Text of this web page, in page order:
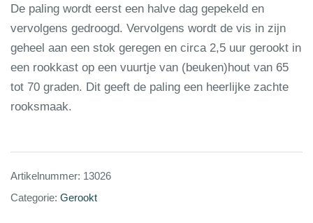
De paling wordt eerst een halve dag gepekeld en
vervolgens gedroogd. Vervolgens wordt de vis in zijn
geheel aan een stok geregen en circa 2,5 uur gerookt in
een rookkast op een vuurtje van (beuken)hout van 65
tot 70 graden. Dit geeft de paling een heerlijke zachte
rooksmaak.
Artikelnummer: 13026
Categorie: Gerookt